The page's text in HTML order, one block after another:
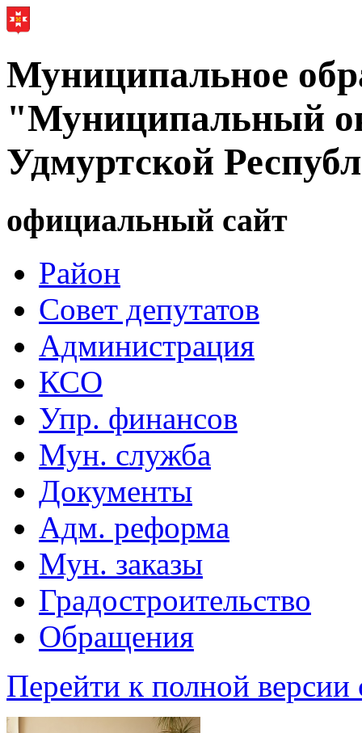
Муниципальное
"Муниципальный
Удмуртской
официальный сайт
Район
Совет депутатов
Администрация
КСО
Упр. финансов
Мун. служба
Документы
Адм. реформа
Мун. заказы
Градостроительство
Обращения
Перейти к полной версии